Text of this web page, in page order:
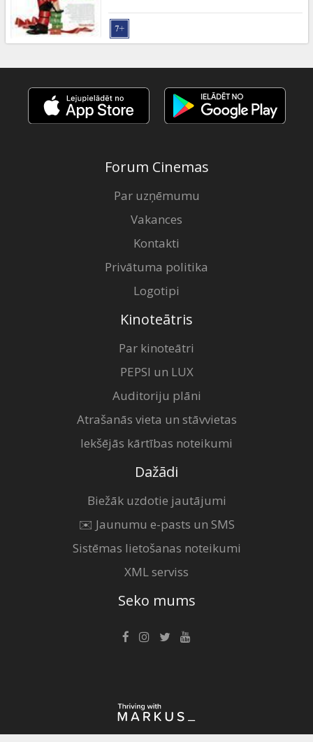
Forum Cinemas
Par uzņēmumu
Vakances
Kontakti
Privātuma politika
Logotipi
Kinoteātris
Par kinoteātri
PEPSI un LUX
Auditoriju plāni
Atrašanās vieta un stāvvietas
Iekšējās kārtības noteikumi
Dažādi
Biežāk uzdotie jautājumi
✉️ Jaunumu e-pasts un SMS
Sistēmas lietošanas noteikumi
XML serviss
Seko mums